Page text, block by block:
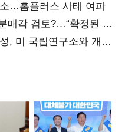
…홈플러스 사태 여파
매각 검토?…“확정된 바
, 미 국립연구소와 개발